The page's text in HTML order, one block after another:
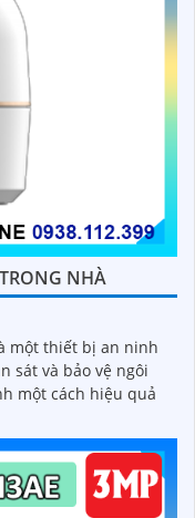
NHÀ
một thiết bị an ninh
sát và bảo vệ ngôi
một cách hiệu quả